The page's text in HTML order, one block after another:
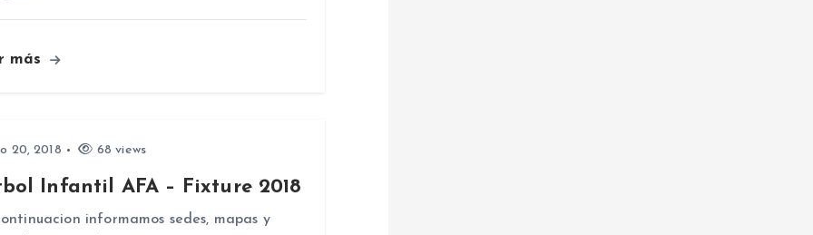
más
20, 2018 68 views
Infantil AFA – Fixture 2018
informamos sedes, mapas y